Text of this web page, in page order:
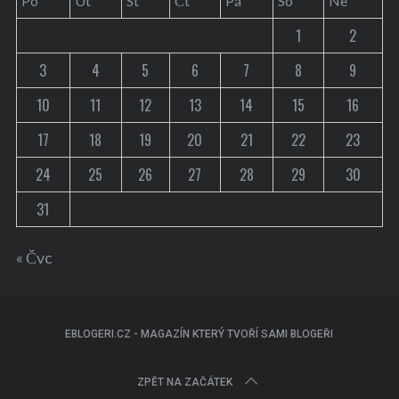
1
2
3
4 5 6 7 8
9
10
11 12 13 14 15
16
17
18 19 20 21 22
23
24
25 26 27 28 29
30
31
« Čvc
EBLOGERI.CZ - MAGAZÍN KTERÝ TVOŘÍ SAMI BLOGEŘI
ZPĚT NA ZAČÁTEK